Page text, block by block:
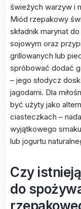
świeżych warzyw i
Miód rzepakowy
składnik marynat
sojowym oraz
grillowanych lub
spróbować dodać
– jego słodycz
jagodami. Dla
być użyty jako
ciasteczkach –
wyjątkowego
lub jogurtu
Czy
do